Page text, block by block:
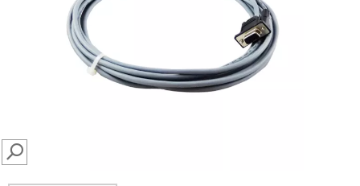
SEARCH